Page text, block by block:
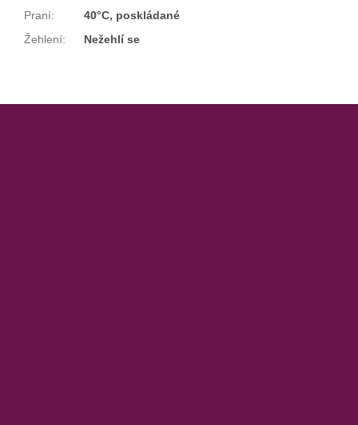
Praní:
40°C, poskládané
Žehlení: Nežehlí se